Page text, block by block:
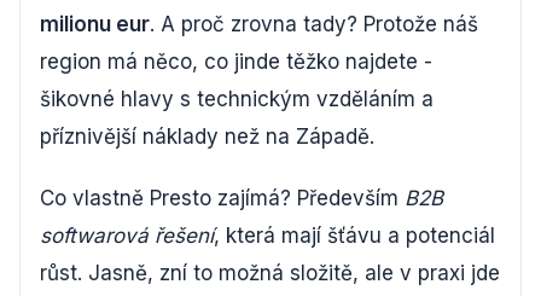
milionu eur. A proč zrovna tady? Protože náš
region má něco, co jinde těžko najdete -
šikovné hlavy s technickým vzděláním a
příznivější náklady než na Západě.
Co vlastně Presto zajímá? Především B2B
softwarová řešení, která mají šťávu a potenciál
růst. Jasně, zní to možná složitě, ale v praxi jde